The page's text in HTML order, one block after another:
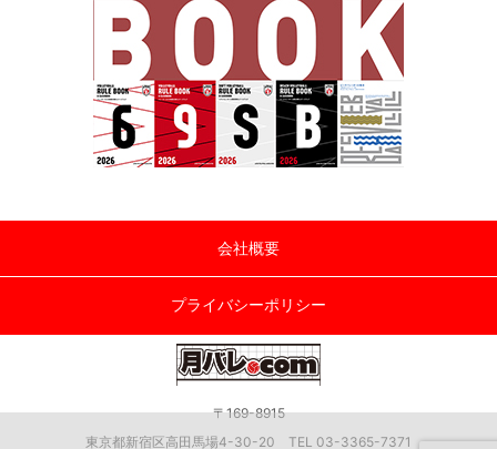
会社概要
プライバシーポリシー
〒169-8915
東京都新宿区高田馬場4-30-20 TEL 03-3365-7371